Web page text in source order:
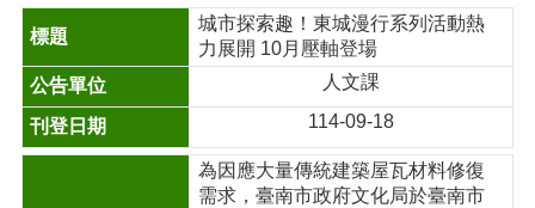
城市探索趣！東城漫行系列活動熱
力展開 10月壓軸登場
人文課
114-09-18
為因應大量傳統建築屋瓦材料修復
需求，臺南市政府文化局於臺南市